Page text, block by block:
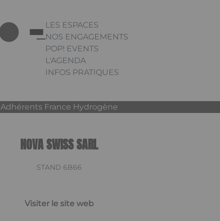
LES ESPACES
NOS ENGAGEMENTS
POP! EVENTS
L'AGENDA
INFOS PRATIQUES
Adhérents France Hydrogène
NOVA SWISS SARL
STAND 6B66
Visiter le site web